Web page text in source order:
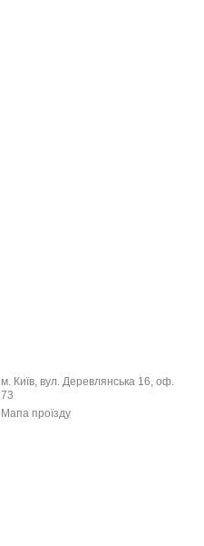
м. Київ, вул. Деревлянська 16, оф.
73
Мапа проїзду